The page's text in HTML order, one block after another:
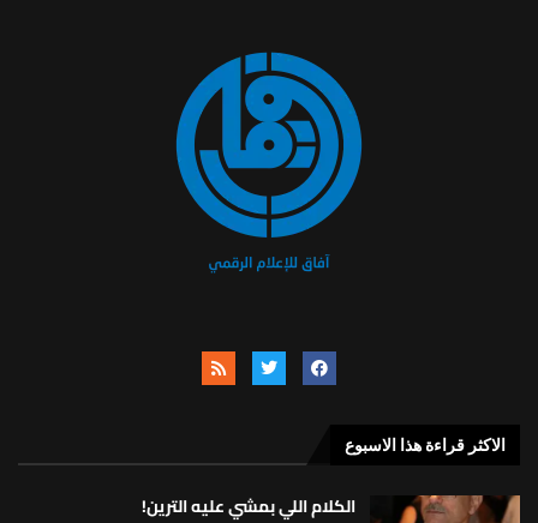
الاكثر قراءة هذا الاسبوع
الكلام اللي بمشي عليه الترين!